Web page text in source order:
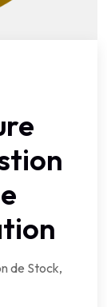
de Stock,